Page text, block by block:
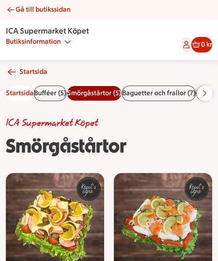
Smörgåstårtor | Catering ICA Supermarket Köpet
Gå till butikssidan
ICA Supermarket Köpet
Butiksinformation 0 kr
Startsida
StartsidaBufféer (5)Smörgåstårtor (5)Baguetter och frallor (7)
Smörgåstårtor
ICA Supermarket Köpet